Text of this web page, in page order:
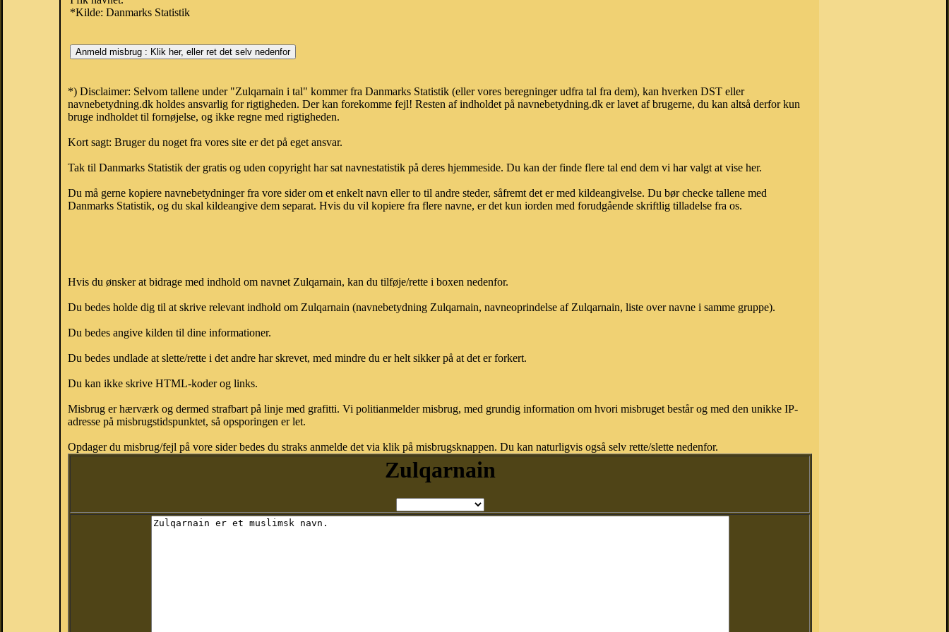
*Kilde: Danmarks Statistik
*) Disclaimer: Selvom tallene under "Zulqarnain i tal" kommer fra Danmarks Statistik (eller vores beregninger udfra tal fra dem), kan hverken DST eller
navnebetydning.dk holdes ansvarlig for rigtigheden. Der kan forekomme fejl! Resten af indholdet på navnebetydning.dk er lavet af brugerne, du kan altså derfor kun
bruge indholdet til fornøjelse, og ikke regne med rigtigheden.
Kort sagt: Bruger du noget fra vores site er det på eget ansvar.
Tak til Danmarks Statistik der gratis og uden copyright har sat navnestatistik på deres hjemmeside. Du kan der finde flere tal end dem vi har valgt at vise her.
Du må gerne kopiere navnebetydninger fra vore sider om et enkelt navn eller to til andre steder, såfremt det er med kildeangivelse. Du bør checke tallene med
Danmarks Statistik, og du skal kildeangive dem separat. Hvis du vil kopiere fra flere navne, er det kun iorden med forudgående skriftlig tilladelse fra os.
Hvis du ønsker at bidrage med indhold om navnet Zulqarnain, kan du tilføje/rette i boxen nedenfor.
Du bedes holde dig til at skrive relevant indhold om Zulqarnain (navnebetydning Zulqarnain, navneoprindelse af Zulqarnain, liste over navne i samme gruppe).
Du bedes angive kilden til dine informationer.
Du bedes undlade at slette/rette i det andre har skrevet, med mindre du er helt sikker på at det er forkert.
Du kan ikke skrive HTML-koder og links.
Misbrug er hærværk og dermed strafbart på linje med grafitti. Vi politianmelder misbrug, med grundig information om hvori misbruget består og med den unikke IP-
adresse på misbrugstidspunktet, så opsporingen er let.
Opdager du misbrug/fejl på vore sider bedes du straks anmelde det via klik på misbrugsknappen. Du kan naturligvis også selv rette/slette nedenfor.
Zulqarnain